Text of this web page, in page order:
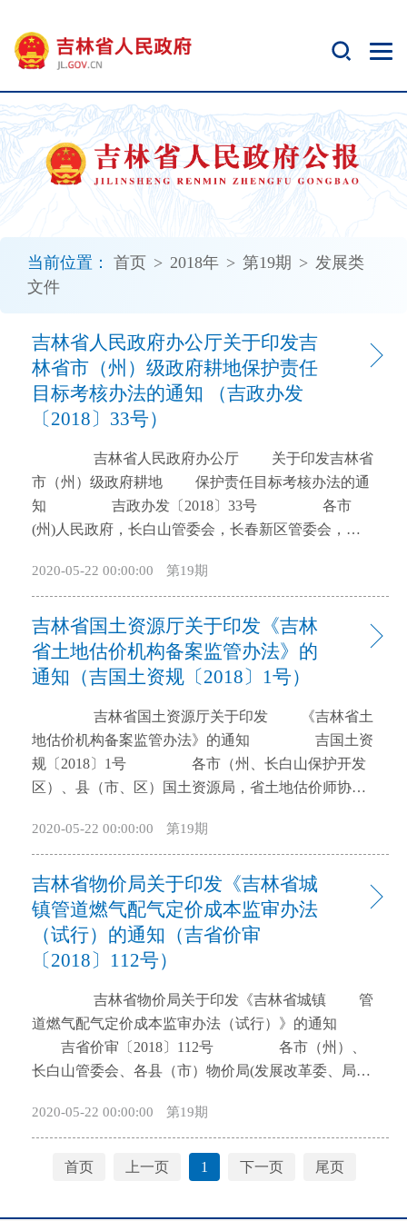
当前位置： 首页 > 2018年 > 第19期 > 发展类
文件
吉林省人民政府办公厅关于印发吉
林省市（州）级政府耕地保护责任
目标考核办法的通知 （吉政办发
〔2018〕33号）
市（州）级政府耕地 保护责任目标考核办法的通
知 吉政办发〔2018〕33号 各市
(州)人民政府，长白山管委会，长春新区管委会，各
经省政府同意，现将修订后的《吉林省市（州）
级政府耕地保护责任目标考核办法》印发给你们，请
认真贯彻执行。2010年9月27日由省政府办公厅印发的
《吉林省耕地保护责任目标考核办法》同时废止。
吉林省人民政府办公厅 2018年8月28日
标考核办法 第一章 总 则 第一条为贯彻
落实《国务院办公厅关于印发〈省级政府耕地保护责
任目标考核办法〉的通知》（国办发〔2018〕2号），
坚持最严格的耕地保护制度和最严格的节约用地制
立健全市（州）级政府耕地保护责任目标考核制度，
依据《中华人民共和国土地管理法》《基本农田保护
条例》《吉林省土地管理条例》和《中共吉林省委吉
林省人民政府关于加强耕地保护和改进占补平衡的实
施意见》（吉发〔2018〕3号）等法律、法规和政策要
求，制定本办法。 第二条各市（州）政府对《吉
的本行政区域内的耕地保有量、永久基本农田保护面
积以及高标准农田建设任务负责，市（州）政府主要
负责人为第一责任人。 第三条省政府对各市
（州）政府耕地保护责任目标履行情况进行考核，由
（以下称考核部门）负责组织开展考核工作。 第
四条市（州）级政府耕地保护责任目标考核在耕地占
补平衡、高标准农田建设等相关考核评价的基础上，
末考核相结合的方法。年度考核每年开展1次，期末考
2020-05-22 00:00:00 第19期
吉林省国土资源厅关于印发《吉林
省土地估价机构备案监管办法》的
通知（吉国土资规〔2018〕1号）
地估价机构备案监管办法》的通知 吉国土资
规〔2018〕1号 各市（州、长白山保护开发
区）、县（市、区）国土资源局，省土地估价师协
备案监管办法》已经2018年第1次厅长办公会审议通
过，现印发给你们，请遵照执行。执行中的有关问题
请及时报厅土地利用管理处。 吉林省国土资源厅
2018年1月30日 吉林省土地估价机构备
案监管办法 第一章 总 则 第一条为了加
强土地估价行业监督管理，促进土地估价行业健康发
估价机构备案工作的通知》（国土资规〔2017〕6号）
要求，特制定本办法。 第二条本办法所称土地估
价机构是指在吉林省各级工商行政管理机关注册的，
其公司章程和营业执照的经营范围中同时载明可从事
价机构拟开展土地估价业务，必须依法到省国土资源
厅进行备案。 第二章 备案申请 第三条土地
估价机构应当依法采用合伙或者公司形式。申请备案
2020-05-22 00:00:00 第19期
吉林省物价局关于印发《吉林省城
镇管道燃气配气定价成本监审办法
（试行）的通知（吉省价审
〔2018〕112号）
道燃气配气定价成本监审办法（试行）》的通知
吉省价审〔2018〕112号 各市（州）、
长白山管委会、各县（市）物价局(发展改革委、局，
价成本监管，规范定价成本监审行为，提高政府价格
决策的科学性，根据相关法律法规和制度规定，省物
价局制定了《吉林省城镇管道燃气配气定价成本监审
2020-05-22 00:00:00 第19期
首页 上一页 1 下一页 尾页
开
无
障
碍
说
明